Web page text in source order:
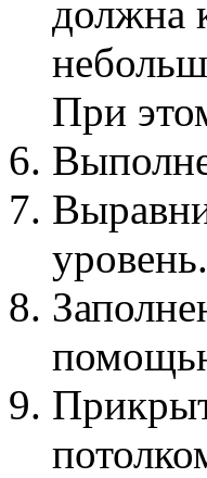
должна
При
уровень.